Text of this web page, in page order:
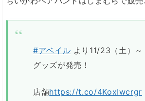
#アベイル より11/23（土）
グッズが発売！
店舗https://t.co/4KoxIwcrgr